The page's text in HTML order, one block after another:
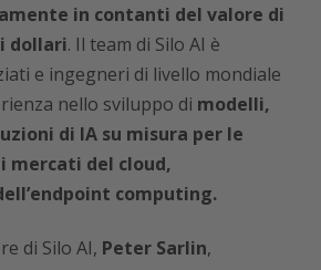
in contanti del valore di
dollari. Il team di Silo AI è
e ingegneri di livello mondiale
nello sviluppo di modelli,
di IA su misura per le
mercati del cloud,
computing.
di Silo AI, Peter Sarlin,